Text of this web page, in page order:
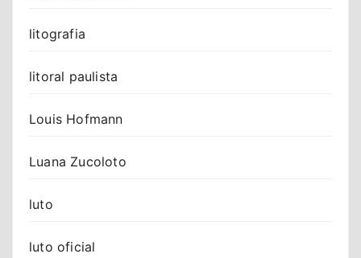
litografia
litoral paulista
Louis Hofmann
Luana Zucoloto
luto
luto oficial